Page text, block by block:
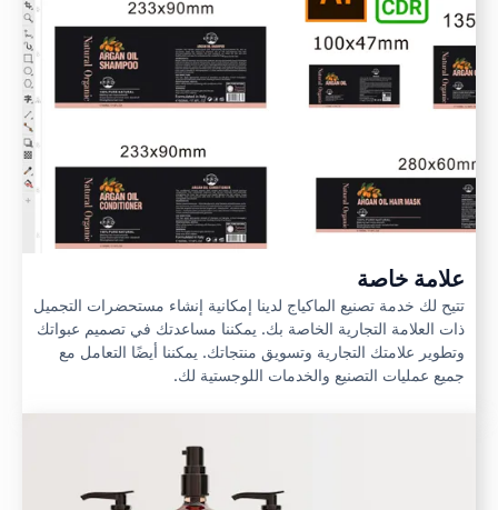
علامة خاصة
تتيح لك خدمة تصنيع الماكياج لدينا إمكانية إنشاء مستحضرات التجميل
ذات العلامة التجارية الخاصة بك. يمكننا مساعدتك في تصميم عبواتك
وتطوير علامتك التجارية وتسويق منتجاتك. يمكننا أيضًا التعامل مع
جميع عمليات التصنيع والخدمات اللوجستية لك.